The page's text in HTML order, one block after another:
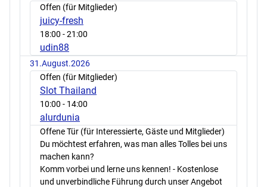
Offen (für Mitglieder)
juicy-fresh
18:00 - 21:00
udin88
31.August.2026
Offen (für Mitglieder)
Slot Thailand
10:00 - 14:00
alurdunia
Offene Tür (für Interessierte, Gäste und Mitglieder)
Du möchtest erfahren, was man alles Tolles bei uns
machen kann?
Komm vorbei und lerne uns kennen! - Kostenlose
und unverbindliche Führung durch unser Angebot